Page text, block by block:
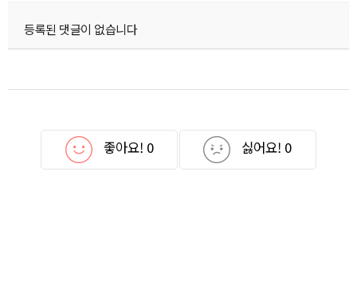
등록된 댓글이 없습니다
좋아요! 0 싫어요! 0